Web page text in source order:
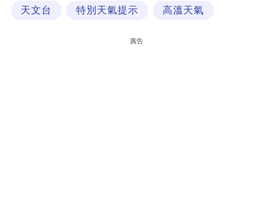
場
天文台 特別天氣提示 高溫天氣
廣告